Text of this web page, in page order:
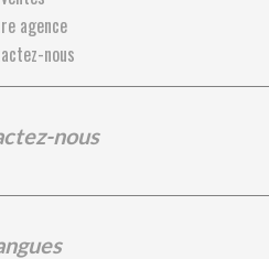
agence
nous
nous